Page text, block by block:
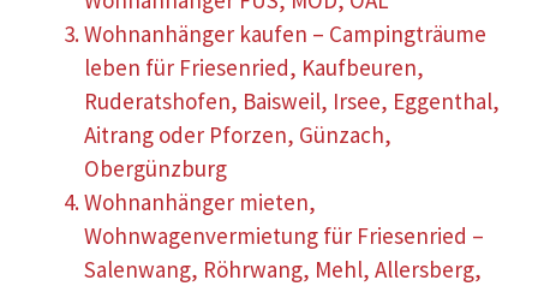
Wohnanhänger kaufen – Campingträume
leben für Friesenried, Kaufbeuren,
Ruderatshofen, Baisweil, Irsee, Eggenthal,
Aitrang oder Pforzen, Günzach,
Obergünzburg
Wohnanhänger mieten,
Wohnwagenvermietung für Friesenried –
Salenwang, Röhrwang, Mehl, Allersberg,